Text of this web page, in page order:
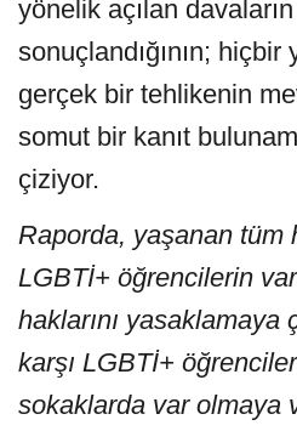
yönelik açılan
sonuçlandığının;
gerçek bir tehlikenin
somut bir kanıt
çiziyor.
Raporda, yaşanan tüm
LGBTİ+ öğrencilerin
haklarını yasaklamaya
karşı LGBTİ+
sokaklarda var olmaya